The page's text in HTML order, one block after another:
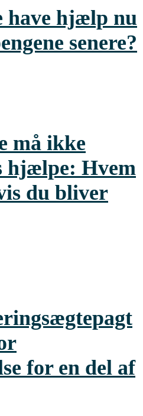
have hjælp nu
senere?
må ikke
hjælpe: Hvem
du bliver
for en del af